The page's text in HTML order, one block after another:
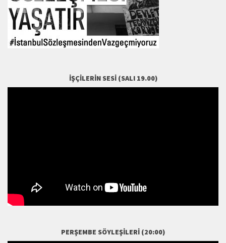
İŞÇILERIN SESI (SALI 19.00)
PERŞEMBE SÖYLEŞILERI (20:00)